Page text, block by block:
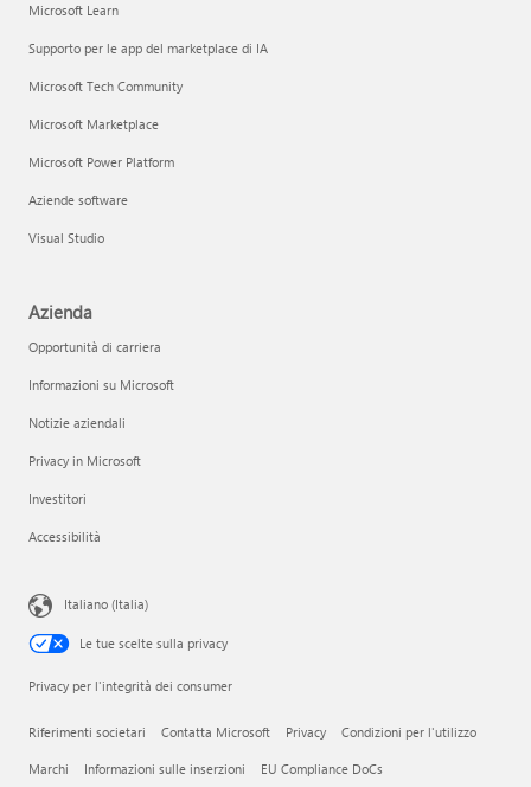
Microsoft Learn
Supporto per le app del marketplace di IA
Microsoft Tech Community
Microsoft Marketplace
Microsoft Power Platform
Aziende software
Visual Studio
Azienda
Opportunità di carriera
Informazioni su Microsoft
Notizie aziendali
Privacy in Microsoft
Investitori
Accessibilità
Italiano (Italia)
Le tue scelte sulla privacy
Privacy per l'integrità dei consumer
Riferimenti societari Contatta Microsoft Privacy Condizioni per l'utilizzo
Marchi Informazioni sulle inserzioni EU Compliance DoCs